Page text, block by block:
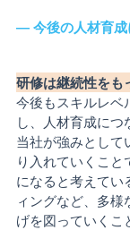
― 今後の人材育成
研修は継続性をも
今後もスキルレベ
し、人材育成につ
当社が強みとして
り入れていくこ
になると考えてい
ィングなど、多
げを図っていくこ